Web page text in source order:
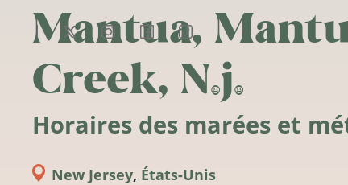
Mantua,
Creek, N.j.
Horaires des marées et
New Jersey, États-Unis